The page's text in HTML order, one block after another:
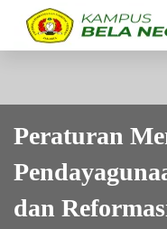
Peraturan
dan